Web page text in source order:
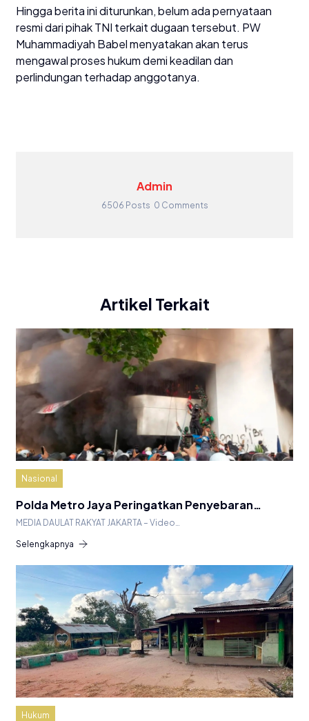
Hingga berita ini diturunkan, belum ada pernyataan
resmi dari pihak TNI terkait dugaan tersebut. PW
Muhammadiyah Babel menyatakan akan terus
mengawal proses hukum demi keadilan dan
perlindungan terhadap anggotanya.
Admin
6506 Posts 0 Comments
Artikel Terkait
Nasional
Polda Metro Jaya Peringatkan Penyebaran…
MEDIA DAULAT RAKYAT JAKARTA – Video…
Selengkapnya
Hukum